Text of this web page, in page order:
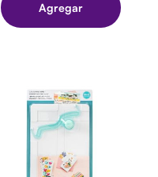
Agregar
–
Slimline
Card
Punch
Board
cantidad